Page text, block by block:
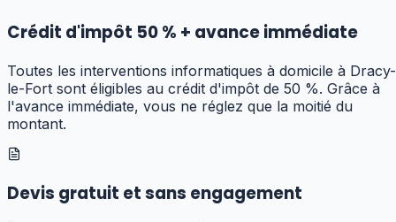
Crédit d'impôt 50 % + avance immédiate
Toutes les interventions informatiques à domicile à Dracy-
le-Fort sont éligibles au crédit d'impôt de 50 %. Grâce à
l'avance immédiate, vous ne réglez que la moitié du
montant.
Devis gratuit et sans engagement